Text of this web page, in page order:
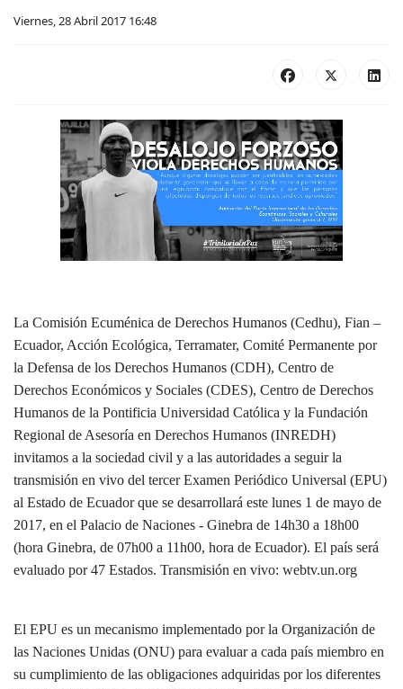
Viernes, 28 Abril 2017 16:48
La Comisión Ecuménica de Derechos Humanos (Cedhu), Fian –
Ecuador, Acción Ecológica, Terramater, Comité Permanente por
la Defensa de los Derechos Humanos (CDH), Centro de
Derechos Económicos y Sociales (CDES), Centro de Derechos
Humanos de la Pontificia Universidad Católica y la Fundación
Regional de Asesoría en Derechos Humanos (INREDH)
invitamos a la sociedad civil y a las autoridades a seguir la
transmisión en vivo del tercer Examen Periódico Universal (EPU)
al Estado de Ecuador que se desarrollará este lunes 1 de mayo de
2017, en el Palacio de Naciones - Ginebra de 14h30 a 18h00
(hora Ginebra, de 07h00 a 11h00, hora de Ecuador). El país será
evaluado por 47 Estados. Transmisión en vivo: webtv.un.org
El EPU es un mecanismo implementado por la Organización de
las Naciones Unidas (ONU) para evaluar a cada país miembro en
su cumplimiento de las obligaciones adquiridas por los diferentes